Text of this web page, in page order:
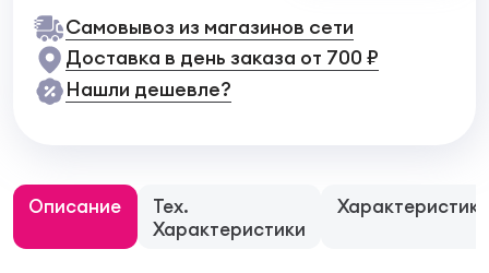
Самовывоз из магазинов сети
Доставка в день заказа от 700 ₽
Нашли дешевле?
Описание
Тех.
Характеристики
Характеристики